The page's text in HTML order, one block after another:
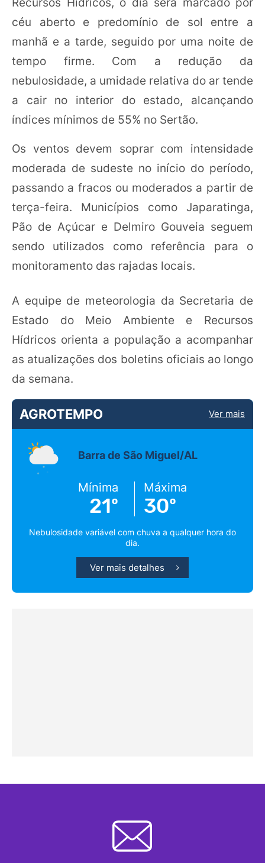
céu aberto e predomínio de sol entre a
manhã e a tarde, seguido por uma noite de
tempo firme. Com a redução da
nebulosidade, a umidade relativa do ar tende
a cair no interior do estado, alcançando
índices mínimos de 55% no Sertão.
Os ventos devem soprar com intensidade
moderada de sudeste no início do período,
passando a fracos ou moderados a partir de
terça-feira. Municípios como Japaratinga,
Pão de Açúcar e Delmiro Gouveia seguem
sendo utilizados como referência para o
monitoramento das rajadas locais.
A equipe de meteorologia da Secretaria de
Estado do Meio Ambiente e Recursos
Hídricos orienta a população a acompanhar
as atualizações dos boletins oficiais ao longo
da semana.
AGROTEMPO Ver mais
Barra de São Miguel/AL
Mínima
21º
Máxima
30º
Nebulosidade variável com chuva a qualquer hora do
dia.
Ver mais detalhes